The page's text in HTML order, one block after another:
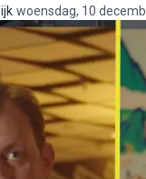
woensdag, 10